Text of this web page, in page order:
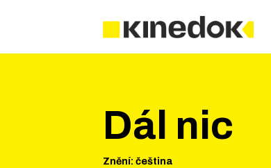
Dál nic
Znění: čeština